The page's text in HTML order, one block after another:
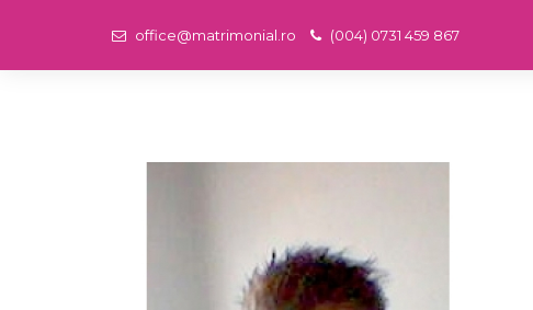
office@matrimonial.ro (004) 0731 459 867